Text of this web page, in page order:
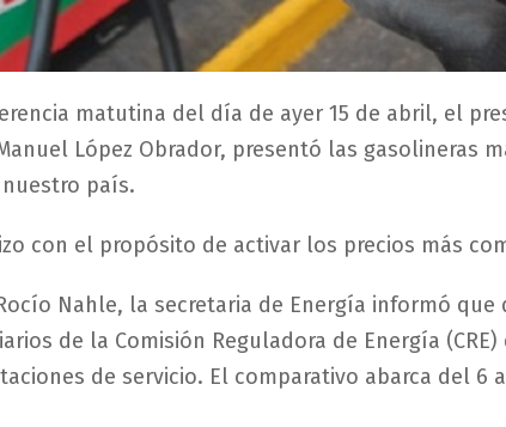
matutina del día de ayer 15 de abril, el
López Obrador, presentó las gasolineras
país.
con el propósito de activar los precios más
Nahle, la secretaria de Energía informó que
de la Comisión Reguladora de Energía
de servicio. El comparativo abarca del 6